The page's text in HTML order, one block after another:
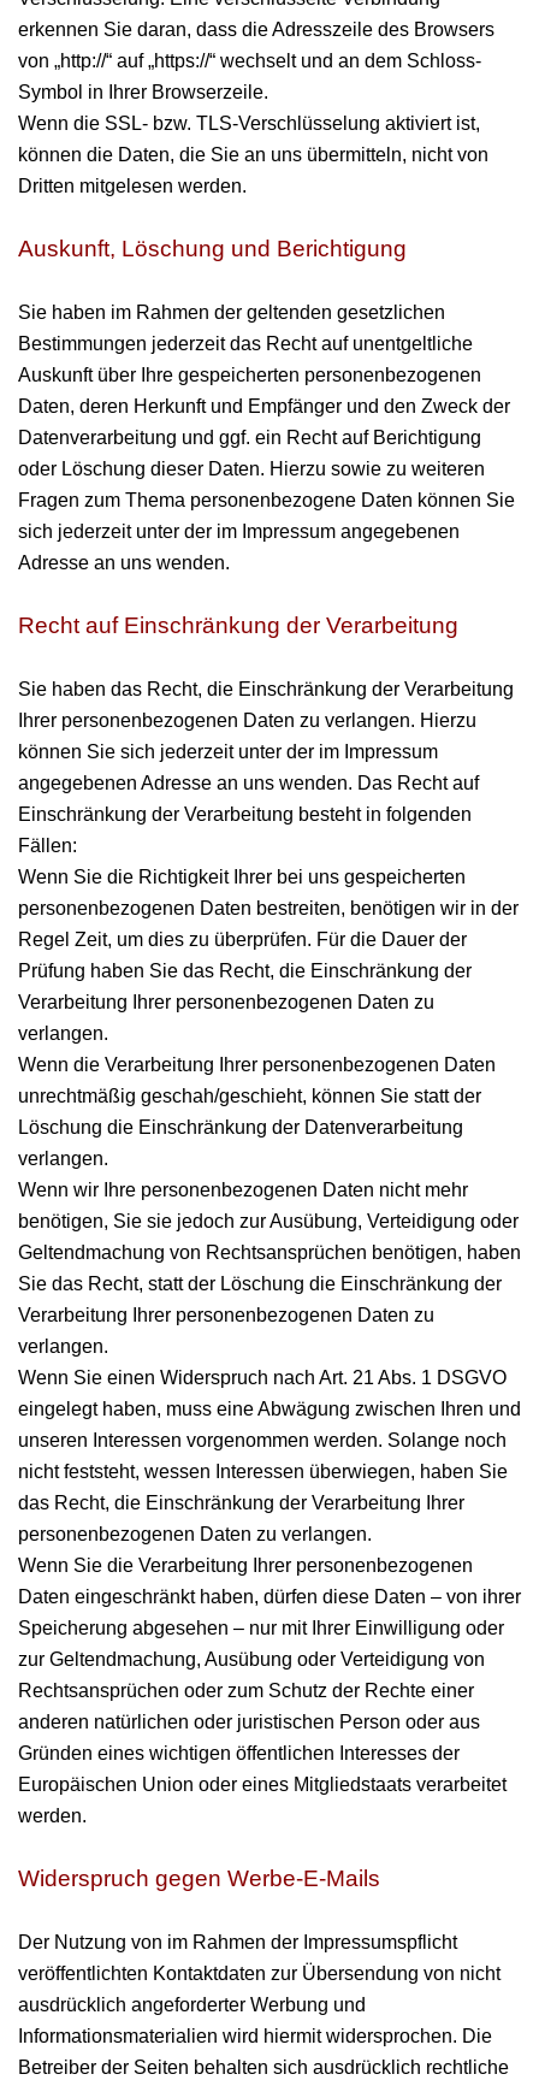
erkennen Sie daran, dass die Adresszeile des Browsers
von „http://“ auf „https://“ wechselt und an dem Schloss-
Symbol in Ihrer Browserzeile.
Wenn die SSL- bzw. TLS-Verschlüsselung aktiviert ist,
können die Daten, die Sie an uns übermitteln, nicht von
Dritten mitgelesen werden.
Auskunft, Löschung und Berichtigung
Sie haben im Rahmen der geltenden gesetzlichen
Bestimmungen jederzeit das Recht auf unentgeltliche
Auskunft über Ihre gespeicherten personenbezogenen
Daten, deren Herkunft und Empfänger und den Zweck der
Datenverarbeitung und ggf. ein Recht auf Berichtigung
oder Löschung dieser Daten. Hierzu sowie zu weiteren
Fragen zum Thema personenbezogene Daten können Sie
sich jederzeit unter der im Impressum angegebenen
Adresse an uns wenden.
Recht auf Einschränkung der Verarbeitung
Sie haben das Recht, die Einschränkung der Verarbeitung
Ihrer personenbezogenen Daten zu verlangen. Hierzu
können Sie sich jederzeit unter der im Impressum
angegebenen Adresse an uns wenden. Das Recht auf
Einschränkung der Verarbeitung besteht in folgenden
Fällen:
Wenn Sie die Richtigkeit Ihrer bei uns gespeicherten
personenbezogenen Daten bestreiten, benötigen wir in der
Regel Zeit, um dies zu überprüfen. Für die Dauer der
Prüfung haben Sie das Recht, die Einschränkung der
Verarbeitung Ihrer personenbezogenen Daten zu
verlangen.
Wenn die Verarbeitung Ihrer personenbezogenen Daten
unrechtmäßig geschah/geschieht, können Sie statt der
Löschung die Einschränkung der Datenverarbeitung
verlangen.
Wenn wir Ihre personenbezogenen Daten nicht mehr
benötigen, Sie sie jedoch zur Ausübung, Verteidigung oder
Geltendmachung von Rechtsansprüchen benötigen, haben
Sie das Recht, statt der Löschung die Einschränkung der
Verarbeitung Ihrer personenbezogenen Daten zu
verlangen.
Wenn Sie einen Widerspruch nach Art. 21 Abs. 1 DSGVO
eingelegt haben, muss eine Abwägung zwischen Ihren und
unseren Interessen vorgenommen werden. Solange noch
nicht feststeht, wessen Interessen überwiegen, haben Sie
das Recht, die Einschränkung der Verarbeitung Ihrer
personenbezogenen Daten zu verlangen.
Wenn Sie die Verarbeitung Ihrer personenbezogenen
Daten eingeschränkt haben, dürfen diese Daten – von ihrer
Speicherung abgesehen – nur mit Ihrer Einwilligung oder
zur Geltendmachung, Ausübung oder Verteidigung von
Rechtsansprüchen oder zum Schutz der Rechte einer
anderen natürlichen oder juristischen Person oder aus
Gründen eines wichtigen öffentlichen Interesses der
Europäischen Union oder eines Mitgliedstaats verarbeitet
werden.
Widerspruch gegen Werbe-E-Mails
Der Nutzung von im Rahmen der Impressumspflicht
veröffentlichten Kontaktdaten zur Übersendung von nicht
ausdrücklich angeforderter Werbung und
Informationsmaterialien wird hiermit widersprochen. Die
Betreiber der Seiten behalten sich ausdrücklich rechtliche